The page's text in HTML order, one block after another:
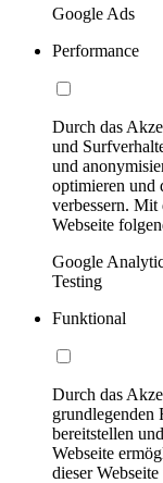
Google Ads
Performance
Durch das
und
und
optimieren und
verbessern.
Webseite
Google
Testing
Funktional
Durch das
grundlegenden
bereitstellen
Webseite
dieser